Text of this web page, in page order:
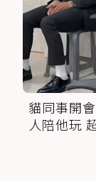
貓同事開
人陪他玩